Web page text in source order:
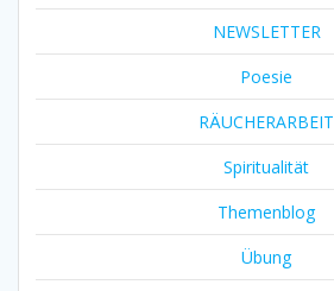
NEWSLETTER
Poesie
RÄUCHERARBEIT
Spiritualität
Themenblog
Übung